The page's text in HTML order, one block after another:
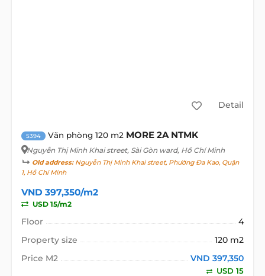
Detail
5394 Văn phòng 120 m2 MORE 2A NTMK
Nguyễn Thị Minh Khai street, Sài Gòn ward, Hồ Chí Minh
Old address:Nguyễn Thị Minh Khai street, Phường Đa Kao, Quận
1, Hồ Chí Minh
VND 397,350/m2
USD 15/m2
Floor
4
Property size
120 m2
Price M2
VND 397,350
USD 15